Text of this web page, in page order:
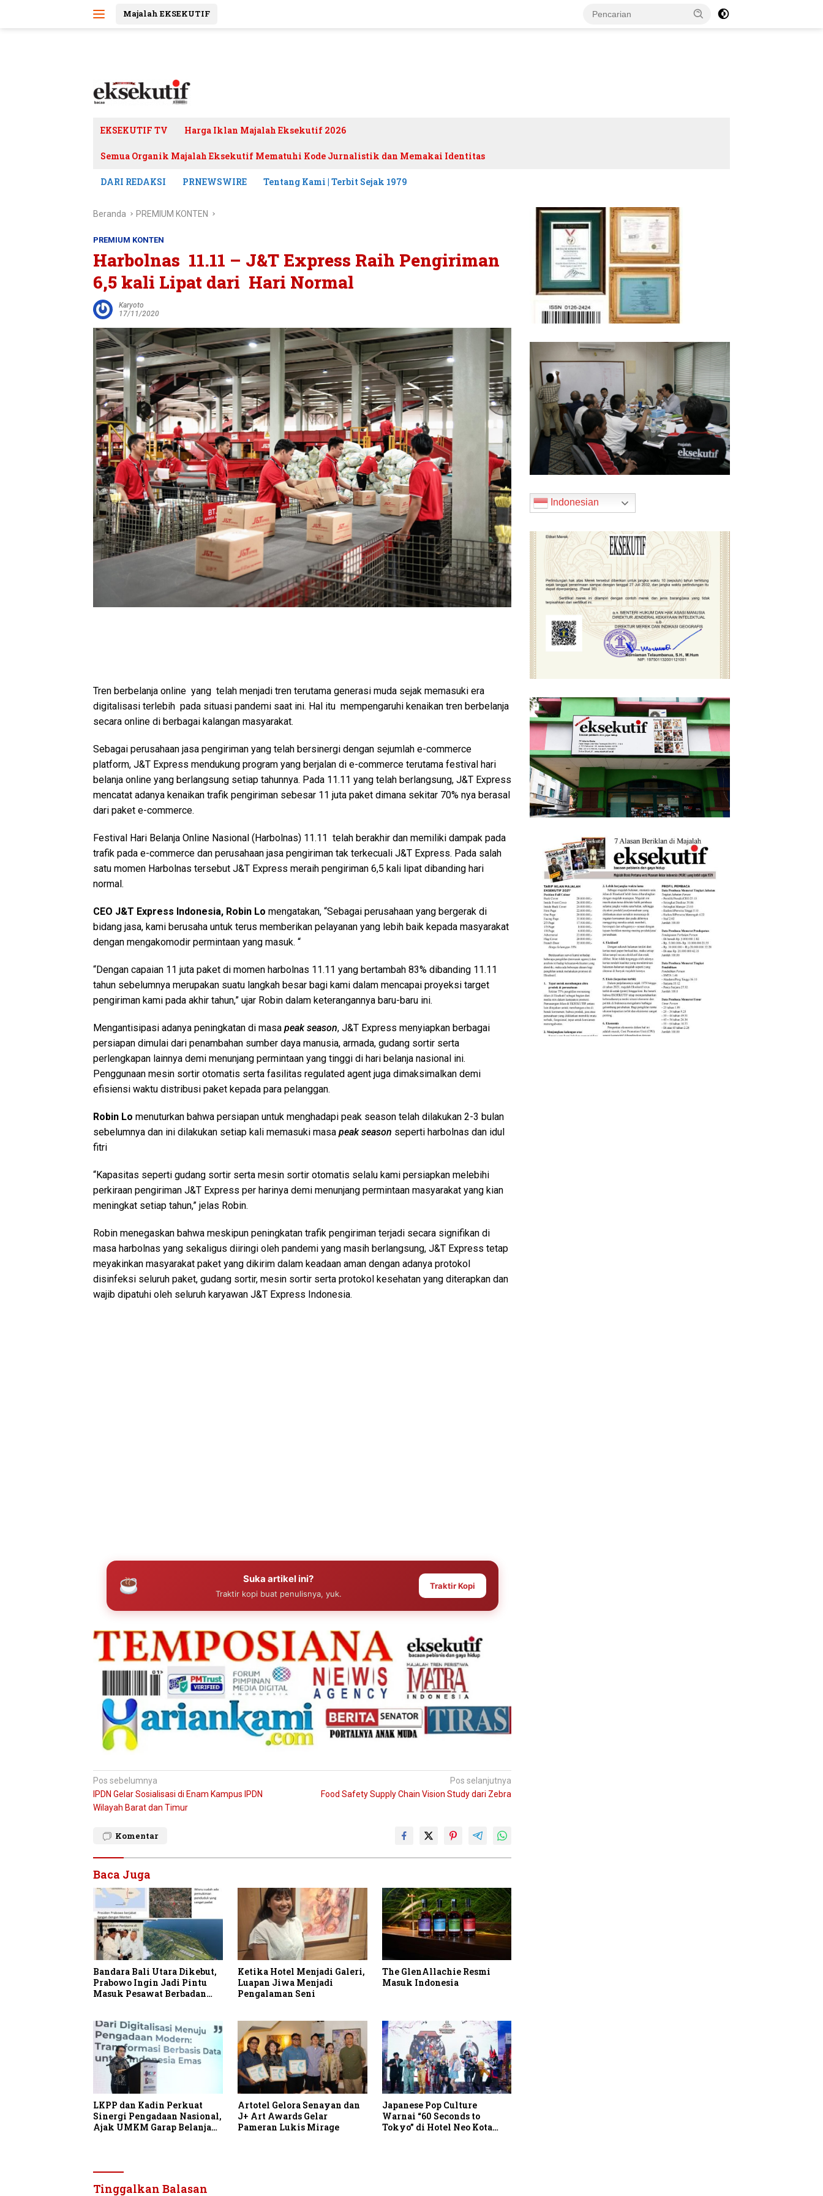
Majalah EKSEKUTIF
EKSEKUTIF TV Harga Iklan Majalah Eksekutif 2026
Semua Organik Majalah Eksekutif Mematuhi Kode Jurnalistik dan Memakai Identitas
DARI REDAKSI PRNEWSWIRE Tentang Kami | Terbit Sejak 1979
Beranda PREMIUM KONTEN
PREMIUM KONTEN
Harbolnas 11.11 – J&T Express Raih Pengiriman
6,5 kali Lipat dari Hari Normal
Karyoto
17/11/2020
Tren berbelanja online yang telah menjadi tren terutama generasi muda sejak memasuki era
digitalisasi terlebih pada situasi pandemi saat ini. Hal itu mempengaruhi kenaikan tren berbelanja
secara online di berbagai kalangan masyarakat.
Sebagai perusahaan jasa pengiriman yang telah bersinergi dengan sejumlah e-commerce
platform, J&T Express mendukung program yang berjalan di e-commerce terutama festival hari
belanja online yang berlangsung setiap tahunnya. Pada 11.11 yang telah berlangsung, J&T Express
mencatat adanya kenaikan trafik pengiriman sebesar 11 juta paket dimana sekitar 70% nya berasal
dari paket e-commerce.
Festival Hari Belanja Online Nasional (Harbolnas) 11.11 telah berakhir dan memiliki dampak pada
trafik pada e-commerce dan perusahaan jasa pengiriman tak terkecuali J&T Express. Pada salah
satu momen Harbolnas tersebut J&T Express meraih pengiriman 6,5 kali lipat dibanding hari
normal.
CEO J&T Express Indonesia, Robin Lo mengatakan, “Sebagai perusahaan yang bergerak di
bidang jasa, kami berusaha untuk terus memberikan pelayanan yang lebih baik kepada masyarakat
dengan mengakomodir permintaan yang masuk. “
“Dengan capaian 11 juta paket di momen harbolnas 11.11 yang bertambah 83% dibanding 11.11
tahun sebelumnya merupakan suatu langkah besar bagi kami dalam mencapai proyeksi target
pengiriman kami pada akhir tahun,” ujar Robin dalam keterangannya baru-baru ini.
Mengantisipasi adanya peningkatan di masa peak season, J&T Express menyiapkan berbagai
persiapan dimulai dari penambahan sumber daya manusia, armada, gudang sortir serta
perlengkapan lainnya demi menunjang permintaan yang tinggi di hari belanja nasional ini.
Penggunaan mesin sortir otomatis serta fasilitas regulated agent juga dimaksimalkan demi
efisiensi waktu distribusi paket kepada para pelanggan.
Robin Lo menuturkan bahwa persiapan untuk menghadapi peak season telah dilakukan 2-3 bulan
sebelumnya dan ini dilakukan setiap kali memasuki masa peak season seperti harbolnas dan idul
fitri
“Kapasitas seperti gudang sortir serta mesin sortir otomatis selalu kami persiapkan melebihi
perkiraan pengiriman J&T Express per harinya demi menunjang permintaan masyarakat yang kian
meningkat setiap tahun,” jelas Robin.
Robin menegaskan bahwa meskipun peningkatan trafik pengiriman terjadi secara signifikan di
masa harbolnas yang sekaligus diiringi oleh pandemi yang masih berlangsung, J&T Express tetap
meyakinkan masyarakat paket yang dikirim dalam keadaan aman dengan adanya protokol
disinfeksi seluruh paket, gudang sortir, mesin sortir serta protokol kesehatan yang diterapkan dan
wajib dipatuhi oleh seluruh karyawan J&T Express Indonesia.
Suka artikel ini?
Traktir kopi buat penulisnya, yuk.
Traktir Kopi
Navigasi
pos
Pos sebelumnya
IPDN Gelar Sosialisasi di Enam Kampus IPDN
Wilayah Barat dan Timur
Pos selanjutnya
Food Safety Supply Chain Vision Study dari Zebra
Komentar
Baca Juga
Bandara Bali Utara Dikebut,
Prabowo Ingin Jadi Pintu
Masuk Pesawat Berbadan
Ketika Hotel Menjadi Galeri,
Luapan Jiwa Menjadi
Pengalaman Seni
The GlenAllachie Resmi
Masuk Indonesia
LKPP dan Kadin Perkuat
Sinergi Pengadaan Nasional,
Ajak UMKM Garap Belanja
Artotel Gelora Senayan dan
J+ Art Awards Gelar
Pameran Lukis Mirage
Japanese Pop Culture
Warnai “60 Seconds to
Tokyo” di Hotel Neo Kota
Tinggalkan Balasan
Indonesian